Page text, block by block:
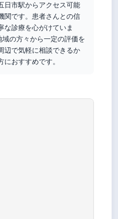
日市駅からアクセス可能
関です。患者さんとの信
な診療を心がけていま
の方々から一定の評価を
辺で気軽に相談できるか
おすすめです。